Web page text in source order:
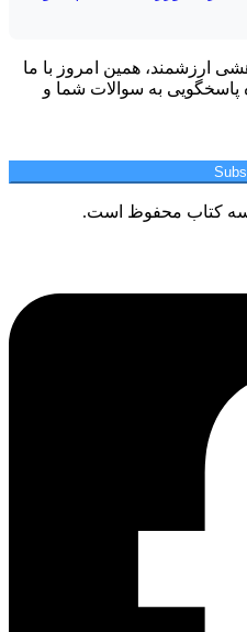
ارزشمند، همین امروز با ما
پاسخگویی به سوالات شما و